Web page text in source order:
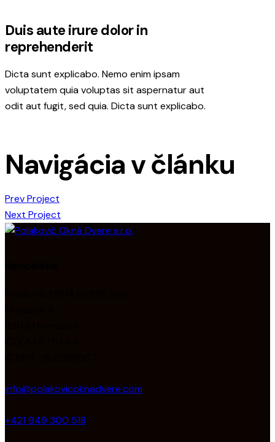
Duis aute irure dolor in
reprehenderit
Dicta sunt explicabo. Nemo enim ipsam
voluptatem quia voluptas sit aspernatur aut
odit aut fugit, sed quia. Dicta sunt explicabo.
Navigácia v článku
Prev Project
Next Project
info@polakovicoknadvere.com
+421 949 300 518